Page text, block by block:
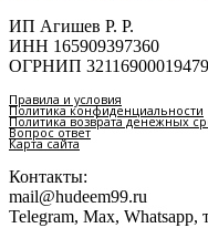
ИП Агишев Р. Р.
ИНН 165909397360
ОГРНИП
Правила и условия
Политика конфиденциальности
Политика возврата денежных
Вопрос ответ
Карта сайта
Контакты:
mail@hudeem99.ru
Telegram, Max, Whatsapp,